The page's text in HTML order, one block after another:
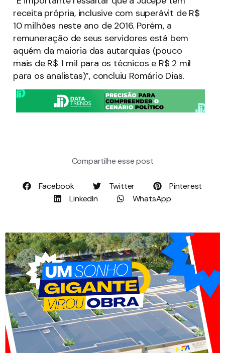
receita própria, inclusive com superávit de R$
10 milhões neste ano de 2016. Porém, a
remuneração de seus servidores está bem
aquém da maioria das autarquias (pouco
mais de R$ 1 mil para os técnicos e R$ 2 mil
para os analistas)”, concluiu Romário Dias.
Compartilhe esse post
Facebook Twitter
Pinterest
LinkedIn
WhatsApp